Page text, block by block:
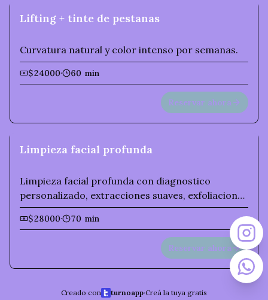
Lifting + tinte de pestanas
Curvatura natural y color intenso por semanas.
$24000· 60 min
Reservar ahora
Limpieza facial profunda
Limpieza facial profunda con diagnostico
personalizado, extracciones suaves, exfoliacion
controlada, hidratacion intensiva y sellado final
para mejorar textura, luminosidad y uniformidad
del tono. Ideal para piel opaca, poros obstruidos
o para preparar el rostro antes de eventos
especiales.
$28000· 70 min
Reservar ahora
Creado con turnoapp·Creá la tuya gratis